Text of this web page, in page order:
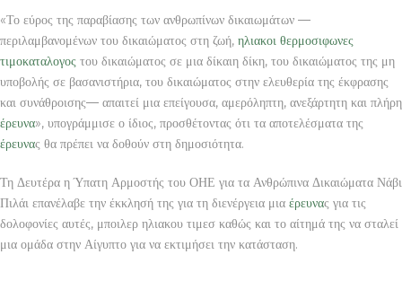
«Το εύρος της παραβίασης των ανθρωπίνων δικαιωμάτων —
περιλαμβανομένων του δικαιώματος στη ζωή, ηλιακοι θερμοσιφωνες
τιμοκαταλογος του δικαιώματος σε μια δίκαιη δίκη, του δικαιώματος της μη
υποβολής σε βασανιστήρια, του δικαιώματος στην ελευθερία της έκφρασης
και συνάθροισης— απαιτεί μια επείγουσα, αμερόληπτη, ανεξάρτητη και πλήρη
έρευνα», υπογράμμισε ο ίδιος, προσθέτοντας ότι τα αποτελέσματα της
έρευνας θα πρέπει να δοθούν στη δημοσιότητα.
Τη Δευτέρα η Ύπατη Αρμοστής του ΟΗΕ για τα Ανθρώπινα Δικαιώματα Νάβι
Πιλάι επανέλαβε την έκκλησή της για τη διενέργεια μια έρευνας για τις
δολοφονίες αυτές, μποιλερ ηλιακου τιμεσ καθώς και το αίτημά της να σταλεί
μια ομάδα στην Αίγυπτο για να εκτιμήσει την κατάσταση.